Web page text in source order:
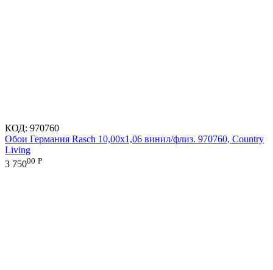
КОД: 970760
Обои Германия Rasch 10,00x1,06 винил/флиз. 970760, Country
Living
3 75000 Р